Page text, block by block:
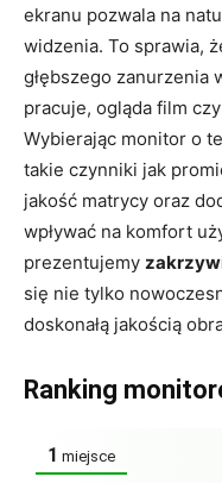
ekranu pozwala na
widzenia. To sprawia,
głębszego zanurzenia
pracuje, ogląda film
Wybierając monitor o
takie czynniki jak
jakość matrycy oraz
wpływać na komfort
prezentujemy
się nie tylko
doskonałą jakością
Ranking
1 miejsce